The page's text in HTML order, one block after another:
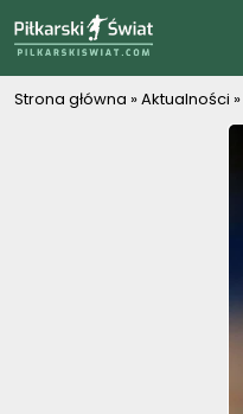
Strona główna »Aktualności »